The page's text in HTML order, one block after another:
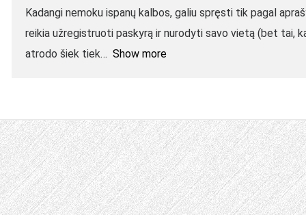
Kadangi nemoku ispanų kalbos, galiu spręsti tik pagal
reikia užregistruoti paskyrą ir nurodyti savo vietą (bet tai,
atrodo šiek tiek
Show more